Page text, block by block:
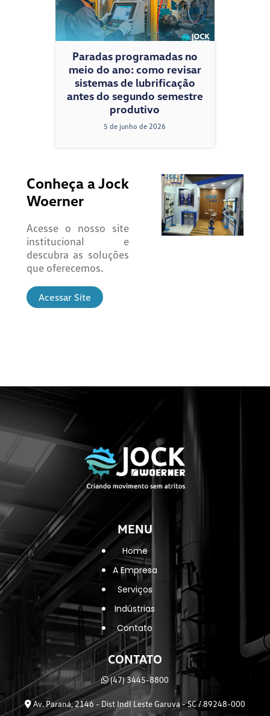
Paradas programadas no
meio do ano: como revisar
sistemas de lubrificação
antes do segundo semestre
produtivo
5 de junho de 2026
Conheça a Jock
Woerner
Acesse o nosso site
institucional e
descubra as soluções
que oferecemos.
Acessar Site
MENU
Home
A Empresa
Serviços
Indústrias
Contato
CONTATO
(47) 3445-8800
Av. Paraná, 2146 - Dist Indl Leste Garuva - SC / 89248-000